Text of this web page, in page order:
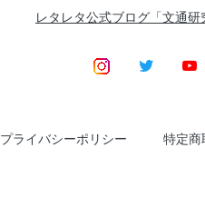
レタレタ公式ブログ「文通研
プライバシーポリシー
特定商